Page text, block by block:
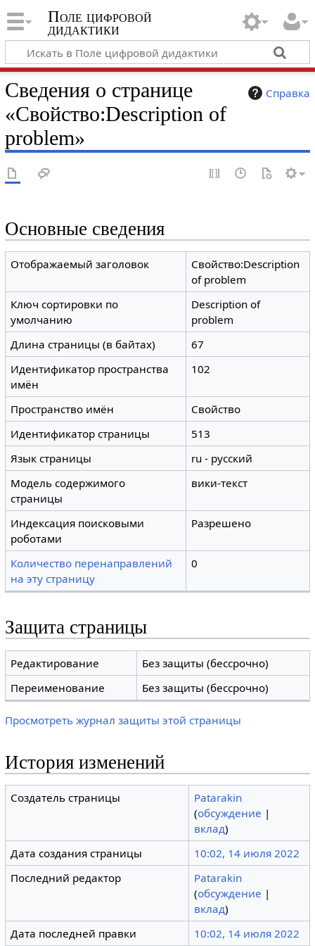
Поле цифровой
дидактики
Справка
Сведения о странице
«Свойство:Description of
problem»
Основные сведения
Отображаемый заголовок
Свойство:Description
of problem
Ключ сортировки по
умолчанию
Description of
problem
Длина страницы (в байтах)
67
Идентификатор пространства
имён
102
Пространство имён
Свойство
Идентификатор страницы
513
Язык страницы
ru - русский
Модель содержимого
страницы
вики-текст
Индексация поисковыми
роботами
Разрешено
Количество перенаправлений
на эту страницу
0
Защита страницы
Редактирование
Без защиты (бессрочно)
Переименование
Без защиты (бессрочно)
Просмотреть журнал защиты этой страницы
История изменений
Создатель страницы
Patarakin
(обсуждение |
вклад)
Дата создания страницы
10:02, 14 июля 2022
Последний редактор
Patarakin
(обсуждение |
вклад)
Дата последней правки
10:02, 14 июля 2022